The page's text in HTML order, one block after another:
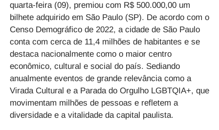
quarta-feira (09), premiou com R$ 500.000,00 um
bilhete adquirido em São Paulo (SP). De acordo com o
Censo Demográfico de 2022, a cidade de São Paulo
conta com cerca de 11,4 milhões de habitantes e se
destaca nacionalmente como o maior centro
econômico, cultural e social do país. Sediando
anualmente eventos de grande relevância como a
Virada Cultural e a Parada do Orgulho LGBTQIA+, que
movimentam milhões de pessoas e refletem a
diversidade e a vitalidade da capital paulista.